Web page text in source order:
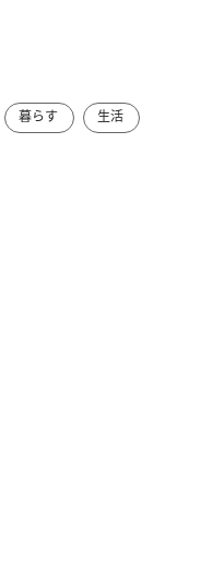
暮らす 生活